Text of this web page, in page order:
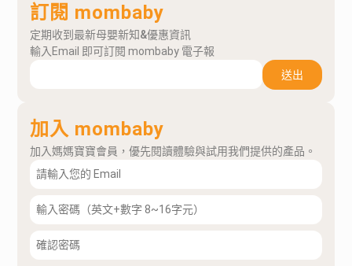
訂閱 mombaby
定期收到最新母嬰新知&優惠資訊
輸入Email 即可訂閱 mombaby 電子報
送出
加入 mombaby
加入媽媽寶寶會員，優先閱讀體驗與試用我們提供的產品。